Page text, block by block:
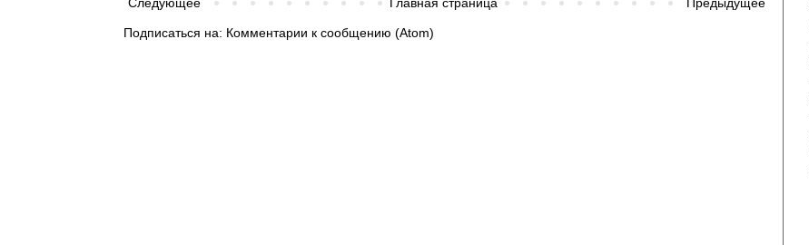
Подписаться на: Комментарии к сообщению (Atom)